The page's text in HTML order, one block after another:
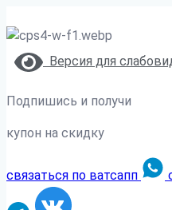
Версия для
Подпишись и получи
купон на скидку
связаться по ватсапп